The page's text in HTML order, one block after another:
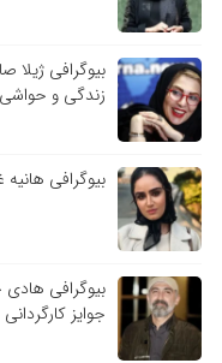
بیوگرافی
زندگی و حواشی
بیوگرافی
بیوگرافی
جوایز کارگردانی